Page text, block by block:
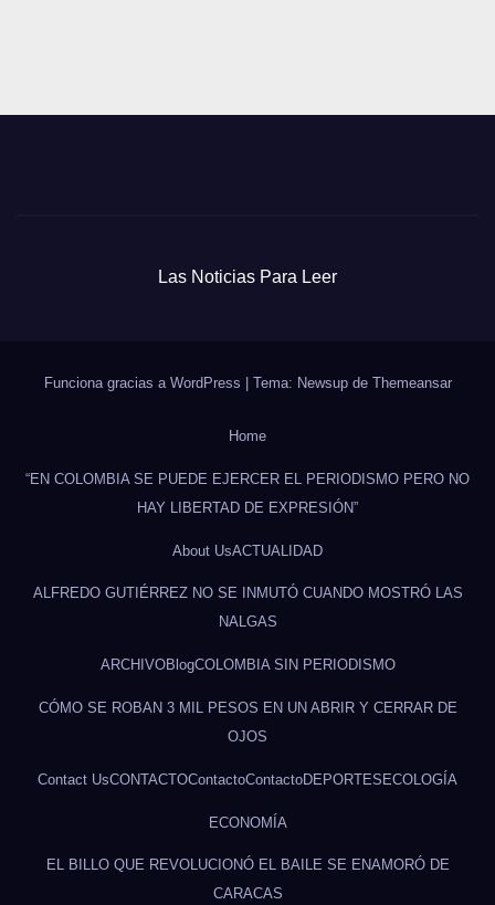
Las Noticias Para Leer
Funciona gracias a WordPress Tema: Newsup de Themeansar
Home
“EN COLOMBIA SE PUEDE EJERCER EL PERIODISMO PERO NO
HAY LIBERTAD DE EXPRESIÓN”
About UsACTUALIDAD
ALFREDO GUTIÉRREZ NO SE INMUTÓ CUANDO MOSTRÓ LAS
NALGAS
ARCHIVOBlogCOLOMBIA SIN PERIODISMO
CÓMO SE ROBAN 3 MIL PESOS EN UN ABRIR Y CERRAR DE
OJOS
Contact UsCONTACTOContactoContactoDEPORTES ECOLOGÍA
ECONOMÍA
EL BILLO QUE REVOLUCIONÓ EL BAILE SE ENAMORÓ DE
CARACAS